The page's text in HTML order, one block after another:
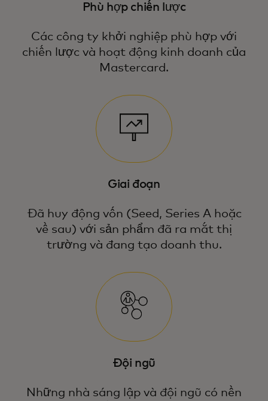
Phù hợp chiến lược
Các công ty khởi nghiệp phù hợp với
chiến lược và hoạt động kinh doanh của
Mastercard.
Giai đoạn
Đã huy động vốn (Seed, Series A hoặc
về sau) với sản phẩm đã ra mắt thị
trường và đang tạo doanh thu.
Đội ngũ
Những nhà sáng lập và đội ngũ có nền